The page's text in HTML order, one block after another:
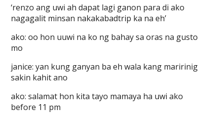
‘renzo ang uwi ah dapat lagi ganon para di ako
nagagalit minsan nakakabadtrip ka na eh’
ako: oo hon uuwi na ko ng bahay sa oras na gusto
mo
janice: yan kung ganyan ba eh wala kang maririnig
sakin kahit ano
ako: salamat hon kita tayo mamaya ha uwi ako
before 11 pm